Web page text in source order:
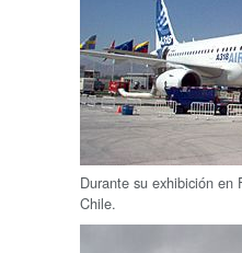
Durante su exhibición en
Chile.